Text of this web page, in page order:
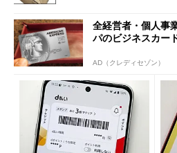
全経営者・個人事
パのビジネスカー
AD（クレディセゾン）